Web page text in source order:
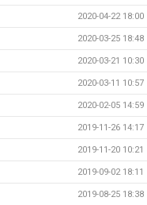
2020-04-22 18:00
2020-03-25 18:48
2020-03-21 10:30
2020-03-11 10:57
2020-02-05 14:59
2019-11-26 14:17
2019-11-20 10:21
2019-09-02 18:11
2019-08-25 18:38